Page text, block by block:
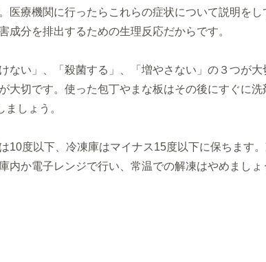
医療機関に行ったらこれらの症状について説明をし
成分を排出するための生理反応だからです。
ない」、「殺菌する」、「 増やさない」の３つが大
大切です。 使った包丁やまな板はその後にすぐに
しょう。
10度以下、 冷凍庫はマイナス15度以下に保ちます。
内か電子レンジで行い、 常温での解凍はやめましょ